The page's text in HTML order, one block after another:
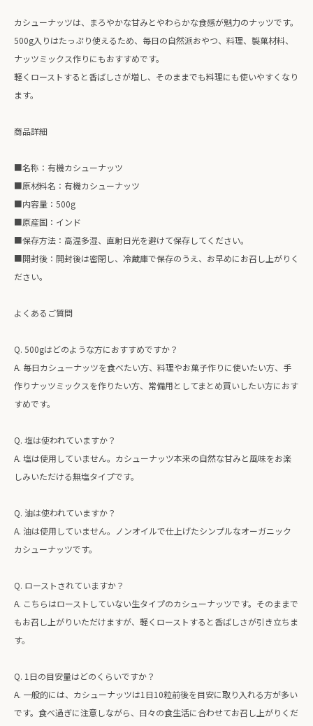
カシューナッツは、まろやかな甘みとやわらかな食感が魅力のナッツです。
500g入りはたっぷり使えるため、毎日の自然派おやつ、料理、製菓材料、
ナッツミックス作りにもおすすめです。
軽くローストすると香ばしさが増し、そのままでも料理にも使いやすくなり
ます。
商品詳細
■名称：有機カシューナッツ
■原材料名：有機カシューナッツ
■内容量：500g
■原産国：インド
■保存方法：高温多湿、直射日光を避けて保存してください。
■開封後：開封後は密閉し、冷蔵庫で保存のうえ、お早めにお召し上がりく
ださい。
よくあるご質問
Q. 500gはどのような方におすすめですか？
A. 毎日カシューナッツを食べたい方、料理やお菓子作りに使いたい方、手
作りナッツミックスを作りたい方、常備用としてまとめ買いしたい方におす
すめです。
Q. 塩は使われていますか？
A. 塩は使用していません。カシューナッツ本来の自然な甘みと風味をお楽
しみいただける無塩タイプです。
Q. 油は使われていますか？
A. 油は使用していません。ノンオイルで仕上げたシンプルなオーガニック
カシューナッツです。
Q. ローストされていますか？
A. こちらはローストしていない生タイプのカシューナッツです。そのままで
もお召し上がりいただけますが、軽くローストすると香ばしさが引き立ちま
す。
Q. 1日の目安量はどのくらいですか？
A. 一般的には、カシューナッツは1日10粒前後を目安に取り入れる方が多い
です。食べ過ぎに注意しながら、日々の食生活に合わせてお召し上がりくだ